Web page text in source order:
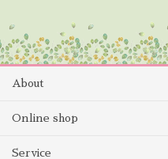
About
Online shop
Service